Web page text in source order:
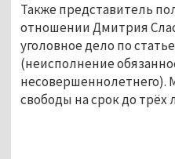
Также представитель
отношении Дмитрия
уголовное дело по
(неисполнение
несовершеннолетнего).
свободы на срок до трёх